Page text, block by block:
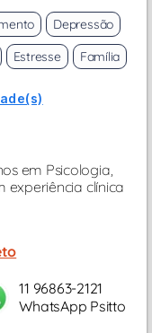
Depressão
Estresse Família
em Psicologia,
experiência clínica
11 96863-2121
WhatsApp Psitto